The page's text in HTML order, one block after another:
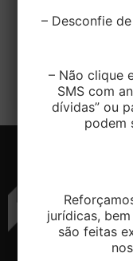
A ausência de
garantia, não
– Desconfie
– Não clique
SMS com
dívidas” ou
podem
jurídicas,
são feitas